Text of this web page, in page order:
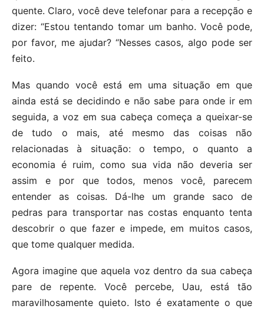
quente. Claro, você deve telefonar para a recepção e
dizer: “Estou tentando tomar um banho. Você pode,
por favor, me ajudar? “Nesses casos, algo pode ser
feito.
Mas quando você está em uma situação em que
ainda está se decidindo e não sabe para onde ir em
seguida, a voz em sua cabeça começa a queixar-se
de tudo o mais, até mesmo das coisas não
relacionadas à situação: o tempo, o quanto a
economia é ruim, como sua vida não deveria ser
assim e por que todos, menos você, parecem
entender as coisas. Dá-lhe um grande saco de
pedras para transportar nas costas enquanto tenta
descobrir o que fazer e impede, em muitos casos,
que tome qualquer medida.
Agora imagine que aquela voz dentro da sua cabeça
pare de repente. Você percebe, Uau, está tão
maravilhosamente quieto. Isto é exatamente o que